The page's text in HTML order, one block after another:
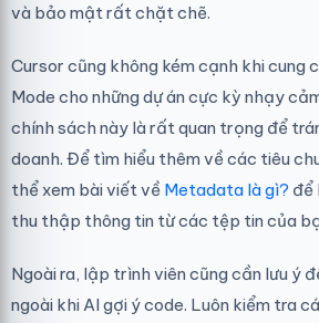
và bảo mật rất chặt chẽ.
Cursor cũng không kém cạnh khi cung
Mode cho những dự án cực kỳ nhạy
chính sách này là rất quan trọng để
doanh. Để tìm hiểu thêm về các tiêu
thể xem bài viết về Metadata là gì? để
thu thập thông tin từ các tệp tin của
Ngoài ra, lập trình viên cũng cần lưu ý
ngoài khi AI gợi ý code. Luôn kiểm tra